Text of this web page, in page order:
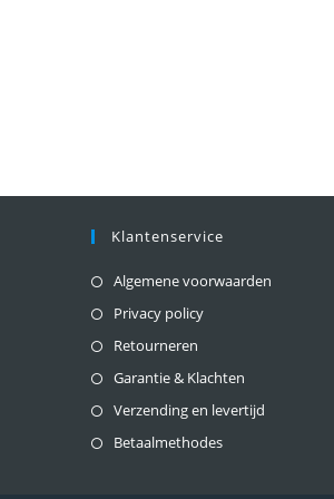
Klantenservice
Algemene voorwaarden
Privacy policy
Retourneren
Garantie & Klachten
Verzending en levertijd
Betaalmethodes